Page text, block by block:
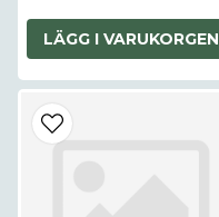
LÄGG I VARUKORGEN